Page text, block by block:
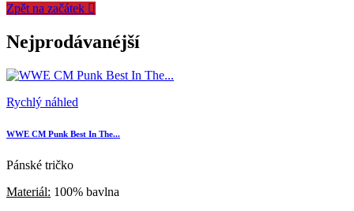
Zpět na začátek 
Nejprodávanéjší
Rychlý náhled
WWE CM Punk Best In The...
Pánské tričko
Materiál: 100% bavlna